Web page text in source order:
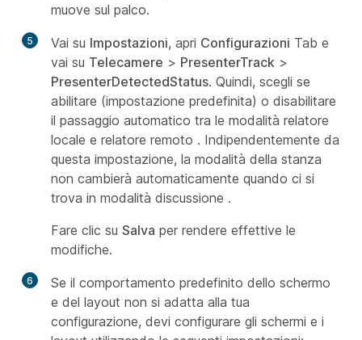
muove sul palco.
5 Vai su Impostazioni, apri Configurazioni Tab e
vai su Telecamere > PresenterTrack >
PresenterDetectedStatus. Quindi, scegli se
abilitare (impostazione predefinita) o disabilitare
il passaggio automatico tra le modalità relatore
locale e relatore remoto . Indipendentemente da
questa impostazione, la modalità della stanza
non cambierà automaticamente quando ci si
trova in modalità discussione .
Fare clic su Salva per rendere effettive le
modifiche.
6
Se il comportamento predefinito dello schermo
e del layout non si adatta alla tua
configurazione, devi configurare gli schermi e i